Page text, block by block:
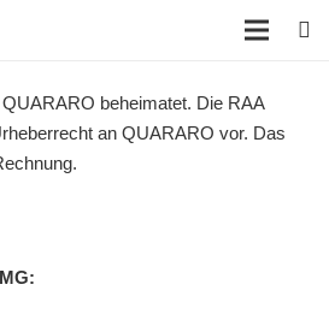
beheimatet. Die RAA
an QUARARO vor. Das